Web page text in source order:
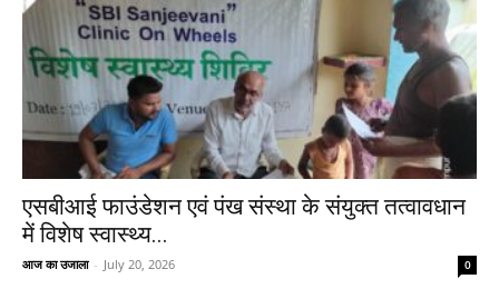
एसबीआई फाउंडेशन एवं पंख संस्था के संयुक्त तत्वावधान
में विशेष स्वास्थ्य...
आज का उजाला - July 20, 2026 0